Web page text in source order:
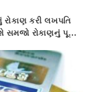
રોકાણ કરી લખપતિ
સમજો રોકાણનું પૂરું